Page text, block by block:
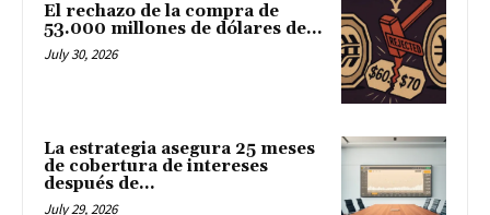
El rechazo de la compra de
53.000 millones de dólares de...
July 30, 2026
La estrategia asegura 25 meses
de cobertura de intereses
después de...
July 29, 2026